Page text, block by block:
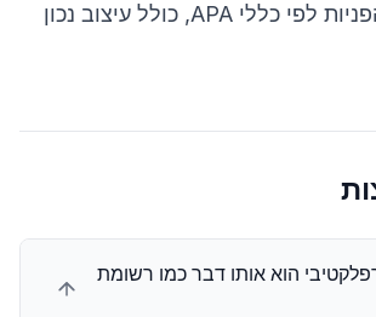
דורש ציטוטים והפניות לפי כללי APA, כולל עיצוב נכון
הוא אותו דבר כמו רשומת